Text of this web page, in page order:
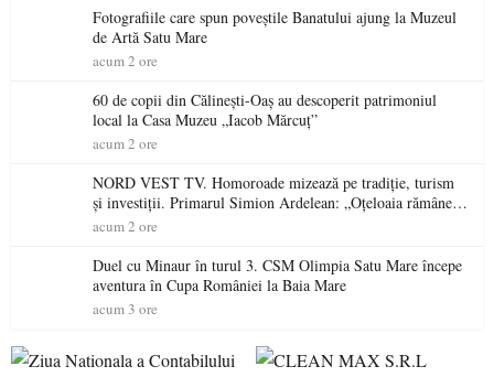
Fotografiile care spun poveștile Banatului ajung la Muzeul
de Artă Satu Mare
acum 2 ore
60 de copii din Călinești-Oaș au descoperit patrimoniul
local la Casa Muzeu „Iacob Mărcuț”
acum 2 ore
NORD VEST TV. Homoroade mizează pe tradiție, turism
și investiții. Primarul Simion Ardelean: „Oțeloaia rămâne
un brand al Codrului”
acum 2 ore
Duel cu Minaur în turul 3. CSM Olimpia Satu Mare începe
aventura în Cupa României la Baia Mare
acum 3 ore